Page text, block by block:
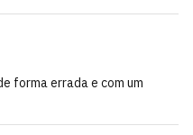
forma errada e com um